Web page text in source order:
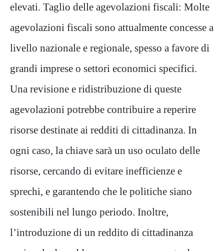
elevati. Taglio delle agevolazioni fiscali: Molte
agevolazioni fiscali sono attualmente concesse a
livello nazionale e regionale, spesso a favore di
grandi imprese o settori economici specifici.
Una revisione e ridistribuzione di queste
agevolazioni potrebbe contribuire a reperire
risorse destinate ai redditi di cittadinanza. In
ogni caso, la chiave sarà un uso oculato delle
risorse, cercando di evitare inefficienze e
sprechi, e garantendo che le politiche siano
sostenibili nel lungo periodo. Inoltre,
l’introduzione di un reddito di cittadinanza